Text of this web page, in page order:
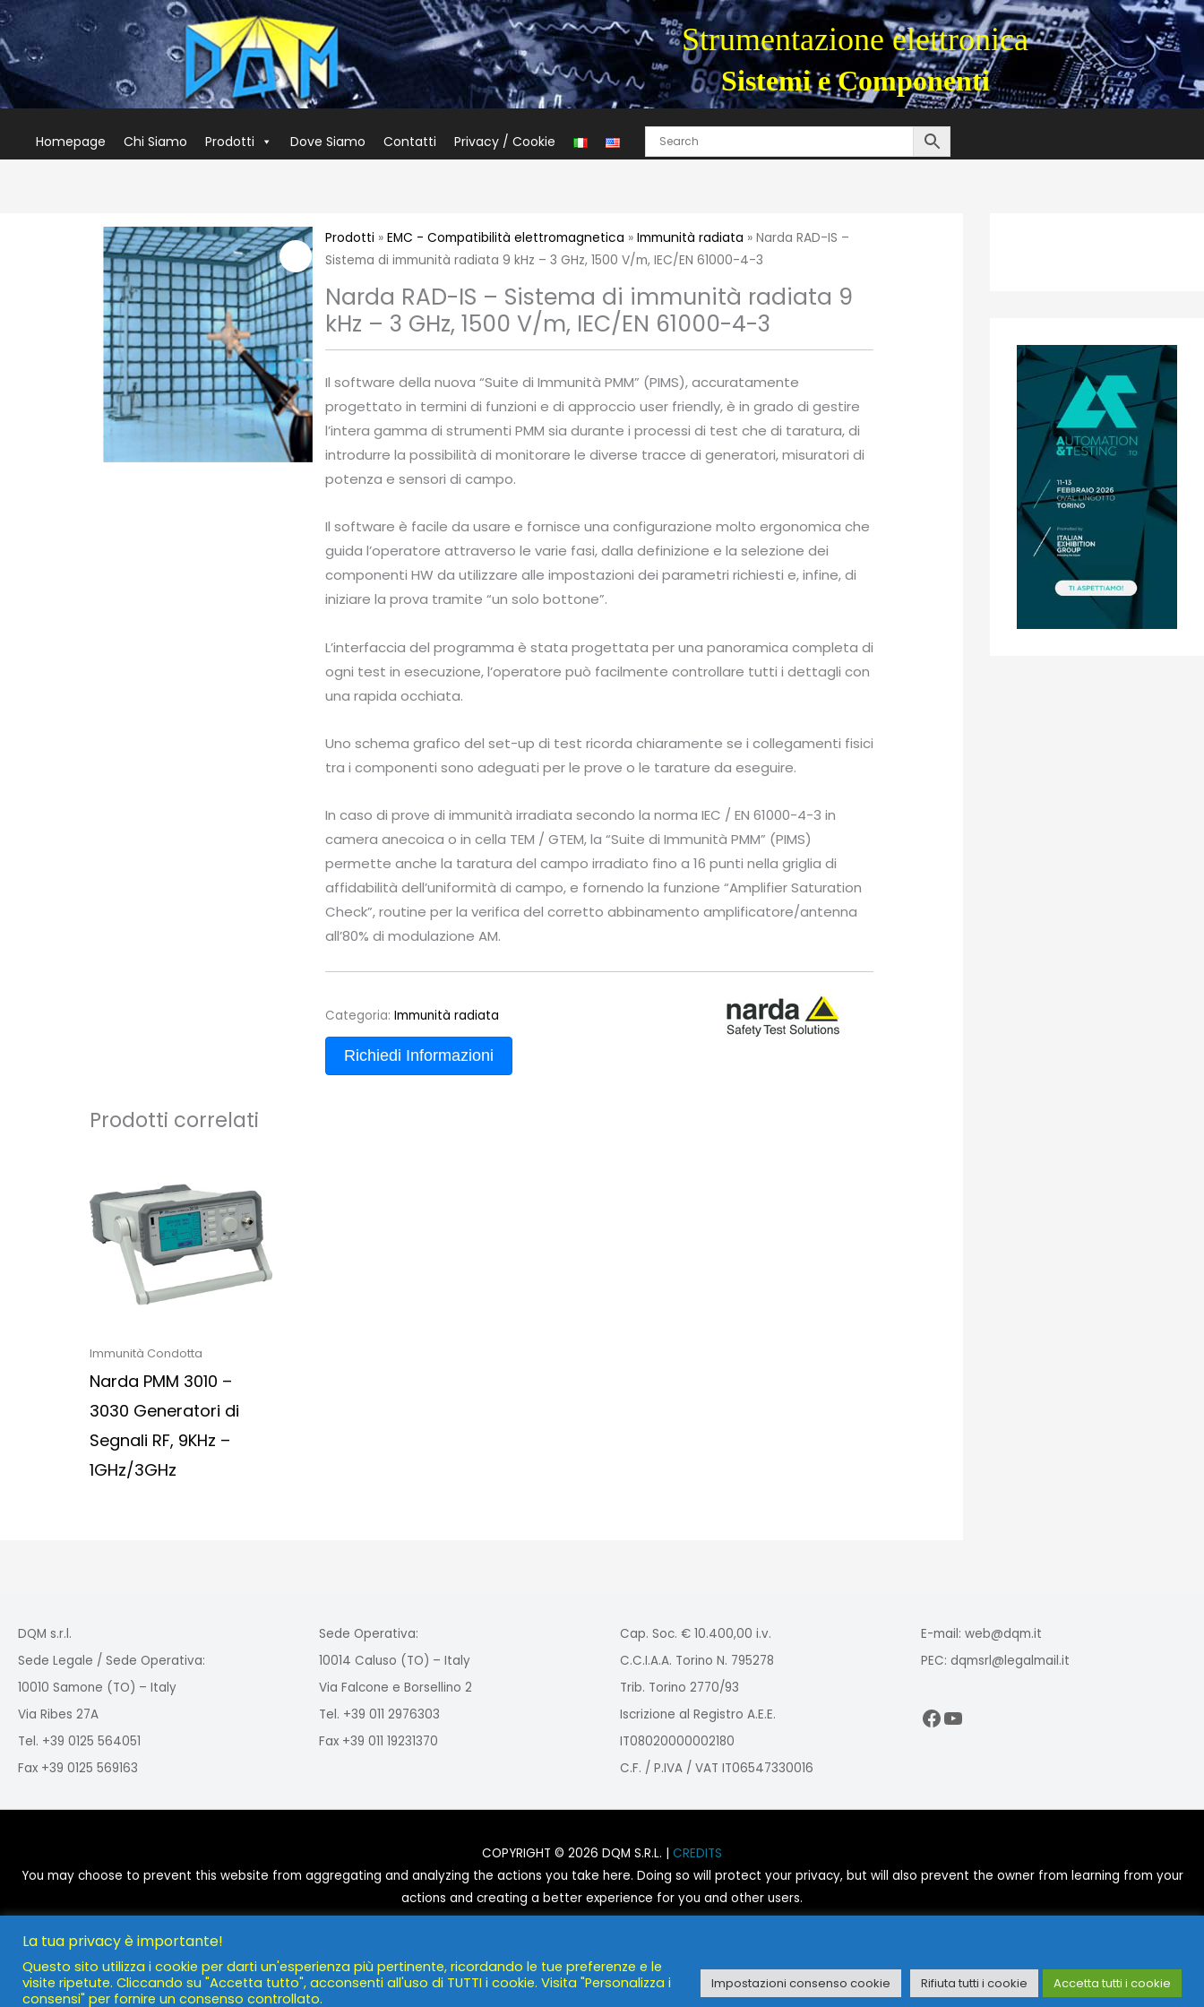
Strumentazione elettronica
Sistemi e Componenti
Homepage Chi Siamo Prodotti Dove Siamo Contatti Privacy / Cookie
Prodotti » EMC - Compatibilità elettromagnetica » Immunità radiata » Narda RAD-IS –
Sistema di immunità radiata 9 kHz – 3 GHz, 1500 V/m, IEC/EN 61000-4-3
Narda RAD-IS – Sistema di immunità radiata 9
kHz – 3 GHz, 1500 V/m, IEC/EN 61000-4-3
Il software della nuova “Suite di Immunità PMM” (PIMS), accuratamente
progettato in termini di funzioni e di approccio user friendly, è in grado di gestire
l’intera gamma di strumenti PMM sia durante i processi di test che di taratura, di
introdurre la possibilità di monitorare le diverse tracce di generatori, misuratori di
potenza e sensori di campo.
Il software è facile da usare e fornisce una configurazione molto ergonomica che
guida l’operatore attraverso le varie fasi, dalla definizione e la selezione dei
componenti HW da utilizzare alle impostazioni dei parametri richiesti e, infine, di
iniziare la prova tramite “un solo bottone”.
L’interfaccia del programma è stata progettata per una panoramica completa di
ogni test in esecuzione, l’operatore può facilmente controllare tutti i dettagli con
una rapida occhiata.
Uno schema grafico del set-up di test ricorda chiaramente se i collegamenti fisici
tra i componenti sono adeguati per le prove o le tarature da eseguire.
In caso di prove di immunità irradiata secondo la norma IEC / EN 61000-4-3 in
camera anecoica o in cella TEM / GTEM, la “Suite di Immunità PMM” (PIMS)
permette anche la taratura del campo irradiato fino a 16 punti nella griglia di
affidabilità dell’uniformità di campo, e fornendo la funzione “Amplifier Saturation
Check”, routine per la verifica del corretto abbinamento amplificatore/antenna
all’80% di modulazione AM.
Categoria: Immunità radiata
Richiedi Informazioni
Prodotti correlati
Immunità Condotta
Narda PMM 3010 –
3030 Generatori di
Segnali RF, 9KHz –
1GHz/3GHz
DQM s.r.l.
Sede Legale / Sede Operativa:
10010 Samone (TO) – Italy
Via Ribes 27A
Tel. +39 0125 564051
Fax +39 0125 569163
Sede Operativa:
10014 Caluso (TO) – Italy
Via Falcone e Borsellino 2
Tel. +39 011 2976303
Fax +39 011 19231370
Cap. Soc. € 10.400,00 i.v.
C.C.I.A.A. Torino N. 795278
Trib. Torino 2770/93
Iscrizione al Registro A.E.E.
IT08020000002180
C.F. / P.IVA / VAT IT06547330016
E-mail: web@dqm.it
PEC: dqmsrl@legalmail.it
Facebook
YouTube
COPYRIGHT © 2026 DQM S.R.L. | CREDITS
You may choose to prevent this website from aggregating and analyzing the actions you take here. Doing so will protect your privacy, but will also prevent the owner from learning from your
actions and creating a better experience for you and other users.
POWERED BYDQM S.R.L.
La tua privacy è importante!
Questo sito utilizza i cookie per darti un'esperienza più pertinente, ricordando le tue preferenze e le
visite ripetute. Cliccando su "Accetta tutto", acconsenti all'uso di TUTTI i cookie. Visita "Personalizza i
consensi" per fornire un consenso controllato.
Impostazioni consenso cookie Rifiuta tutti i cookie Accetta tutti i cookie